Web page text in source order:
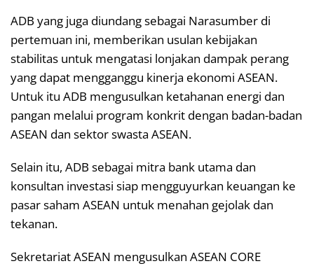
ADB yang juga diundang sebagai Narasumber di
pertemuan ini, memberikan usulan kebijakan
stabilitas untuk mengatasi lonjakan dampak perang
yang dapat mengganggu kinerja ekonomi ASEAN.
Untuk itu ADB mengusulkan ketahanan energi dan
pangan melalui program konkrit dengan badan-badan
ASEAN dan sektor swasta ASEAN.
Selain itu, ADB sebagai mitra bank utama dan
konsultan investasi siap mengguyurkan keuangan ke
pasar saham ASEAN untuk menahan gejolak dan
tekanan.
Sekretariat ASEAN mengusulkan ASEAN CORE